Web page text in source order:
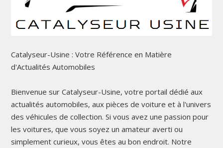
Catalyseur-Usine : Votre Référence en Matière
d'Actualités Automobiles
Bienvenue sur Catalyseur-Usine, votre portail dédié aux
actualités automobiles, aux pièces de voiture et à l'univers
des véhicules de collection. Si vous avez une passion pour
les voitures, que vous soyez un amateur averti ou
simplement curieux, vous êtes au bon endroit. Notre